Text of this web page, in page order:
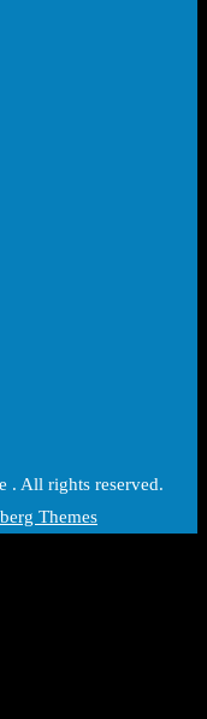
. All rights reserved.
Themes